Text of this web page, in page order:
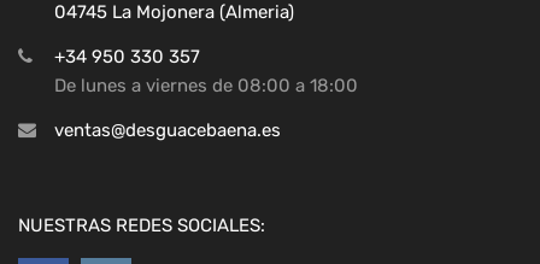
04745 La Mojonera (Almeria)
+34 950 330 357
De lunes a viernes de 08:00 a 18:00
ventas@desguacebaena.es
NUESTRAS REDES SOCIALES: